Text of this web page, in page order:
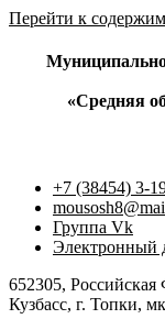
Перейти к
«Средняя
+7 (38454) 3-
Группа Vk
Электронный
652305,
Кузбасс, г. Топки,